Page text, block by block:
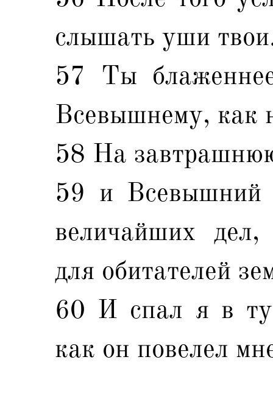
слышать уши
57 Ты
Всевышнему, как
58 На
59 и Всевышний
величайших
для обитателей
60 И спал я в
как он повелел